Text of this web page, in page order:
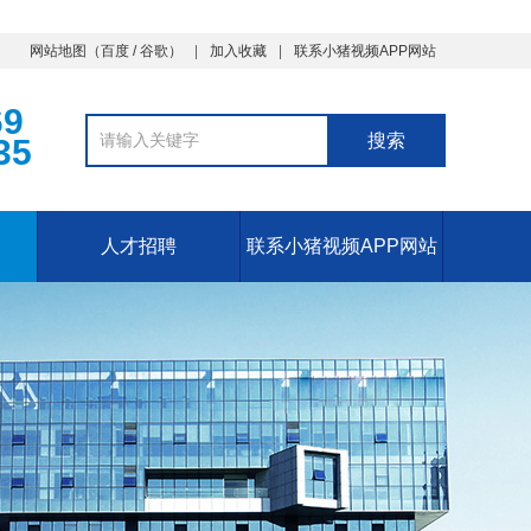
网站地图 （百度 /谷歌 ） 加入收藏 联系小猪视频APP网站
人才招聘 联系小猪视频APP网站